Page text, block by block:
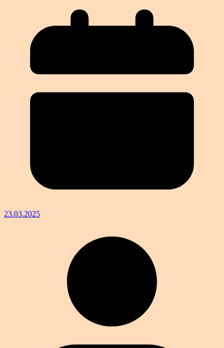
23.03.2025